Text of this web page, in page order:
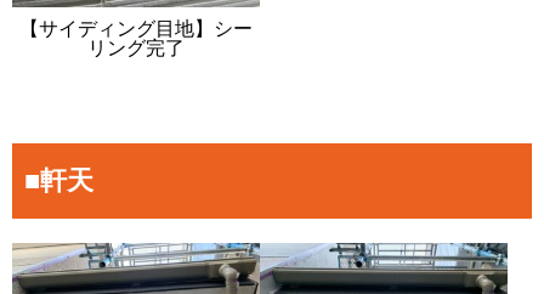
【サイディング目地】シー
リング完了
■軒天